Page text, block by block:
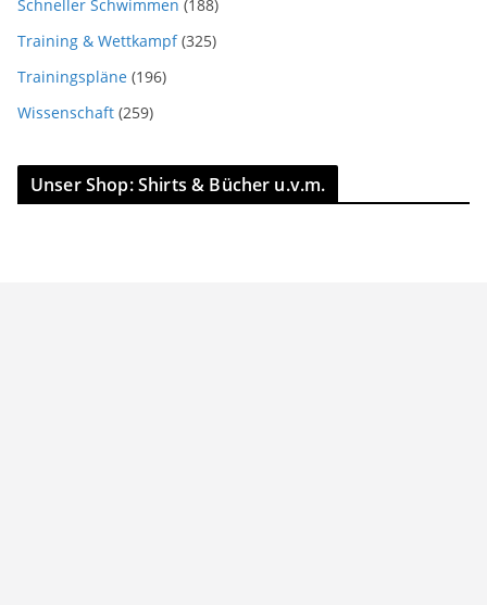
Schneller Schwimmen (188)
Training & Wettkampf(325)
Trainingspläne (196)
Wissenschaft (259)
Unser Shop: Shirts & Bücher u.v.m.